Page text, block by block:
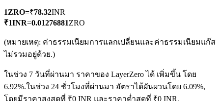
ฟิวเจอร์ส USDC
1ZRO=₹78.32INR
₹1INR=0.01276881ZRO
(หมายเหตุ: ค่าธรรมเนียมการแลกเปลี่ยนและค่าธรรมเนียมแก๊ส
ไม่รวมอยู่ด้วย.)
ในช่วง 7 วันที่ผ่านมา ราคาของ LayerZero ได้ เพิ่มขึ้น โดย
6.92%.ในช่วง 24 ชั่วโมงที่ผ่านมา อัตราได้ผันผวนโดย 6.09%,
โดยมีราคาสูงสุดที่ ₹0 INR และราคาต่ำสุดที่ ₹0 INR.